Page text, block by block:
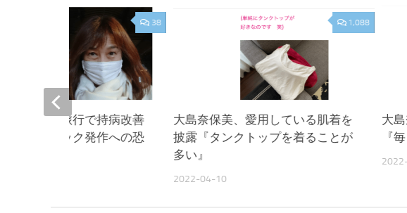
1,088
大島奈保美、愛用している肌着を
披露『タンクトップを着ることが
多い』
2022-04-10
大
『
38
保美、プチ旅行で持病改善
も軽くパニック発作への恐